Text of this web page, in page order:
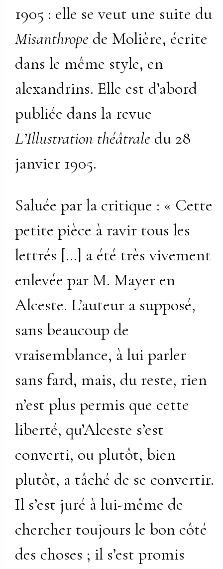
1905 : elle se veut une suite du
Misanthrope de Molière, écrite
dans le même style, en
alexandrins. Elle est d’abord
publiée dans la revue
L’Illustration théâtrale du 28
janvier 1905.
Saluée par la critique : « Cette
petite pièce à ravir tous les
lettrés […] a été très vivement
enlevée par M. Mayer en
Alceste. L’auteur a supposé,
sans beaucoup de
vraisemblance, à lui parler
sans fard, mais, du reste, rien
n’est plus permis que cette
liberté, qu’Alceste s’est
converti, ou plutôt, bien
plutôt, a tâché de se convertir.
Il s’est juré à lui-même de
chercher toujours le bon côté
des choses ; il s’est promis